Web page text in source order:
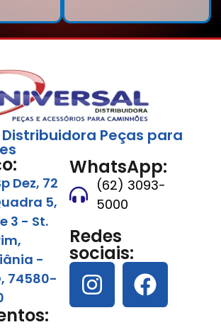
Peças para
Dez, 72
5,
3 - St.
-
74580-
WhatsApp:
(62) 3093-
5000
Redes
sociais: